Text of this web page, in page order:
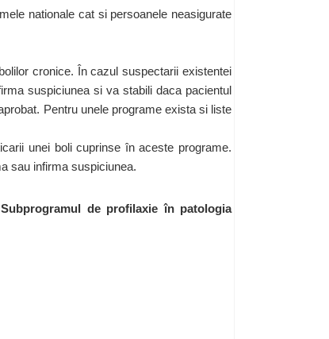
nationale cat si persoanele neasigurate
cronice. În cazul suspectarii existentei
suspiciunea si va stabili daca pacientul
Pentru unele programe exista si liste
unei boli cuprinse în aceste programe.
sau infirma suspiciunea.
de profilaxie în patologia